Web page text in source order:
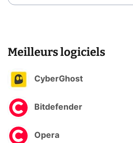
Meilleurs logiciels
CyberGhost
Bitdefender
Opera